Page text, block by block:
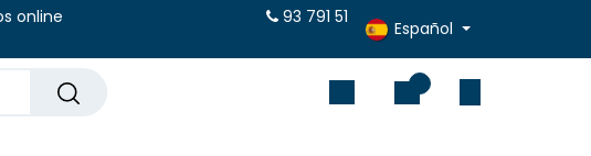
online
93 791 51
Español